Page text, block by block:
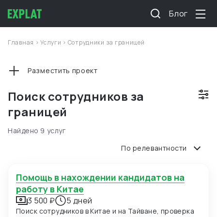
Блог
Главная >Услуги > Сотрудники за границей
Поиск сотрудников за
границей
Разместить проект
Найдено 9 услуг
По релевантности
Помощь в нахождении кандидатов на
работу в Китае
3 500 ₽ 5 дней
Поиск сотрудников в Китае и на Тайване, проверка